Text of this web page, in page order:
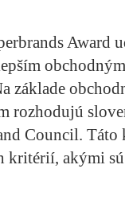
Award
základe
rozhodujú
Council.
kritérií, akými